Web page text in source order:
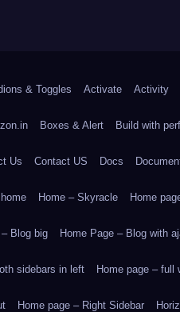
& Toggles Activate Activity
Boxes & Alert Build with
Us Contact US Docs
home Home – Skyracle Home
Blog big Home Page – Blog with
sidebars in left Home page – full
Home page – Right Sidebar